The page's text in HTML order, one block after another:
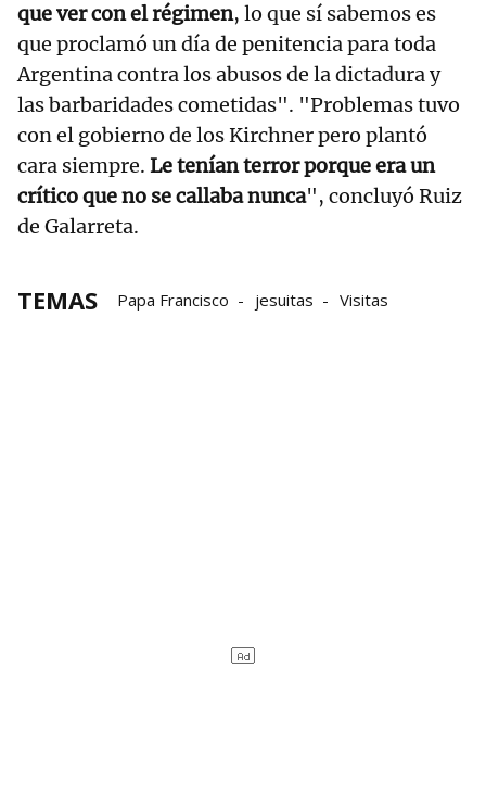
que ver con el régimen, lo que sí sabemos es
que proclamó un día de penitencia para toda
Argentina contra los abusos de la dictadura y
las barbaridades cometidas". "Problemas tuvo
con el gobierno de los Kirchner pero plantó
cara siempre. Le tenían terror porque era un
crítico que no se callaba nunca", concluyó Ruiz
de Galarreta.
TEMAS Papa Francisco jesuitas Visitas